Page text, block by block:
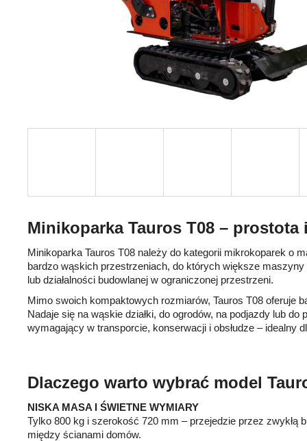
Minikoparka Tauros T08 –
Minikoparka Tauros T08 należy do kategorii mikrokoparek o
bardzo wąskich przestrzeniach, do których większe
lub działalności budowlanej w ograniczonej przestrzeni.
Mimo swoich kompaktowych rozmiarów, Tauros T08 oferuje
Nadaje się na wąskie działki, do ogrodów, na podjazdy lub
wymagający w transporcie, konserwacji i obsłudze – idealny
Dlaczego warto wybrać model
NISKA MASA I ŚWIETNE WYMIARY
Tylko 800 kg i szerokość 720 mm – przejedzie przez zwykłą
między ścianami domów.